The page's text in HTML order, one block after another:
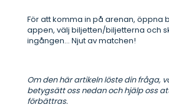
För att komma in på arenan, öppna
appen, välj biljetten/biljetterna och
ingången... Njut av matchen!
Om den här artikeln löste din fråga,
betygsätt oss nedan och hjälp oss
förbättras.